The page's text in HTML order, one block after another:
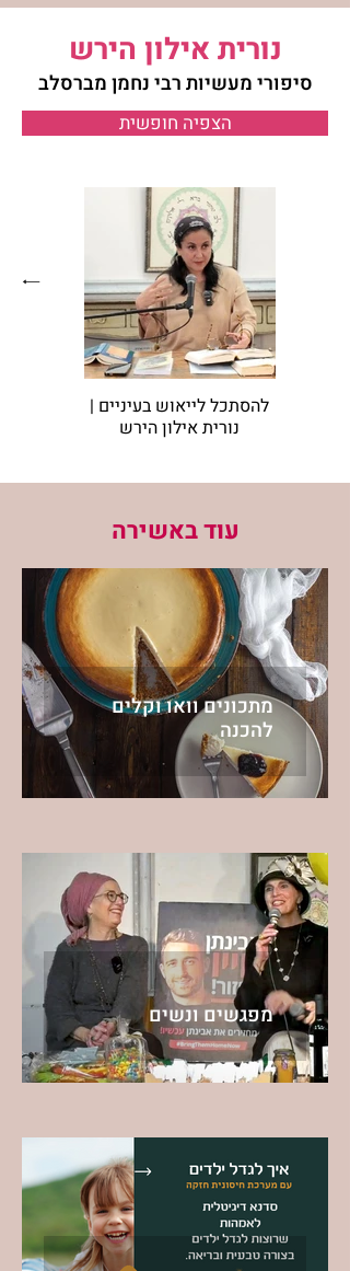
נורית אילון הירש
סיפורי מעשיות רבי נחמן מברסלב
הצפיה חופשית
להסתכל לייאוש בעיניים |
נורית אילון הירש
עוד באשירה
מתכונים וואו וקלים
להכנה
מפגשים ונשים